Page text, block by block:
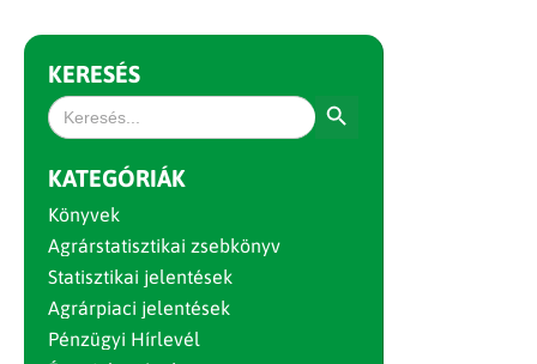
KERESÉS
Search
for:
KATEGÓRIÁK
Könyvek
Agrárstatisztikai zsebkönyv
Statisztikai jelentések
Agrárpiaci jelentések
Pénzügyi Hírlevél